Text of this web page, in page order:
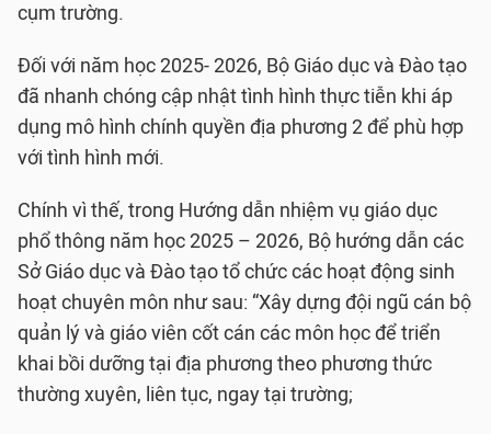
cụm trường.
Đối với năm học 2025- 2026, Bộ Giáo dục và Đào tạo
đã nhanh chóng cập nhật tình hình thực tiễn khi áp
dụng mô hình chính quyền địa phương 2 để phù hợp
với tình hình mới.
Chính vì thế, trong Hướng dẫn nhiệm vụ giáo dục
phổ thông năm học 2025 – 2026, Bộ hướng dẫn các
Sở Giáo dục và Đào tạo tổ chức các hoạt động sinh
hoạt chuyên môn như sau: “Xây dựng đội ngũ cán bộ
quản lý và giáo viên cốt cán các môn học để triển
khai bồi dưỡng tại địa phương theo phương thức
thường xuyên, liên tục, ngay tại trường;